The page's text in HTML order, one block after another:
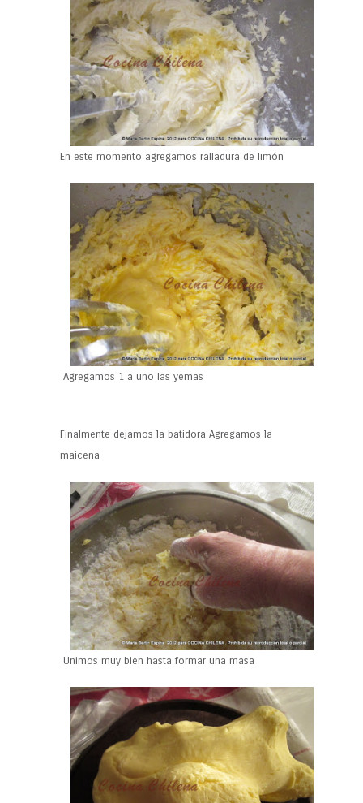
En este momento agregamos ralladura de limón
Agregamos 1 a uno las yemas
Finalmente dejamos la batidora Agregamos la
maicena
Unimos muy bien hasta formar una masa